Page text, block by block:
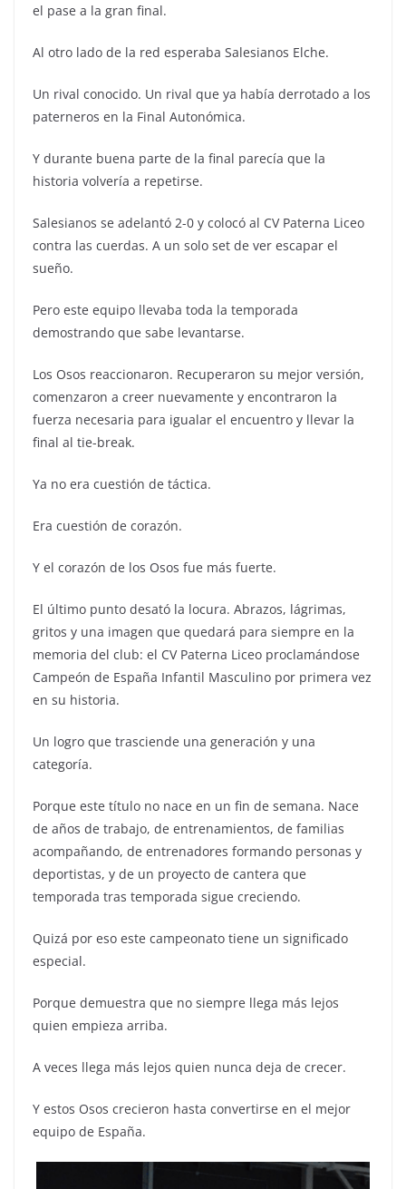
el pase a la gran final.
Al otro lado de la red esperaba Salesianos Elche.
Un rival conocido. Un rival que ya había derrotado a los
paterneros en la Final Autonómica.
Y durante buena parte de la final parecía que la
historia volvería a repetirse.
Salesianos se adelantó 2-0 y colocó al CV Paterna Liceo
contra las cuerdas. A un solo set de ver escapar el
sueño.
Pero este equipo llevaba toda la temporada
demostrando que sabe levantarse.
Los Osos reaccionaron. Recuperaron su mejor versión,
comenzaron a creer nuevamente y encontraron la
fuerza necesaria para igualar el encuentro y llevar la
final al tie-break.
Ya no era cuestión de táctica.
Era cuestión de corazón.
Y el corazón de los Osos fue más fuerte.
El último punto desató la locura. Abrazos, lágrimas,
gritos y una imagen que quedará para siempre en la
memoria del club: el CV Paterna Liceo proclamándose
Campeón de España Infantil Masculino por primera vez
en su historia.
Un logro que trasciende una generación y una
categoría.
Porque este título no nace en un fin de semana. Nace
de años de trabajo, de entrenamientos, de familias
acompañando, de entrenadores formando personas y
deportistas, y de un proyecto de cantera que
temporada tras temporada sigue creciendo.
Quizá por eso este campeonato tiene un significado
especial.
Porque demuestra que no siempre llega más lejos
quien empieza arriba.
A veces llega más lejos quien nunca deja de crecer.
Y estos Osos crecieron hasta convertirse en el mejor
equipo de España.